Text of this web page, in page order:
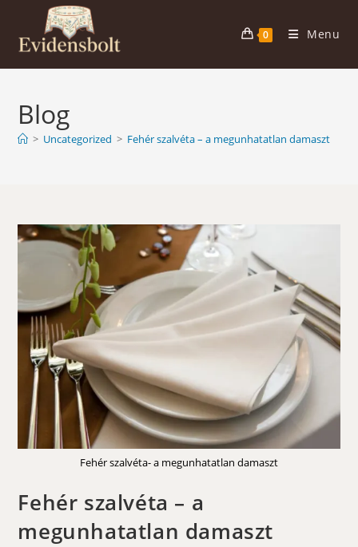
content
0 Menu
Blog
> Uncategorized > Fehér szalvéta – a megunhatatlan damaszt
Fehér szalvéta- a megunhatatlan damaszt
Fehér szalvéta – a
megunhatatlan damaszt